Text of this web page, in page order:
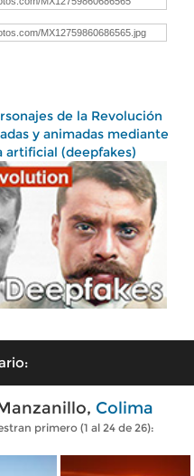
de la Revolución
y animadas mediante
artificial (deepfakes)
Colima
primero (1 al 24 de 26):